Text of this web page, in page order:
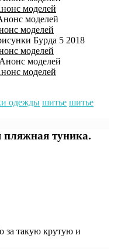
моделей
моделей
моделей
моделей
одежды шитье шитье
туника.
за такую крутую и